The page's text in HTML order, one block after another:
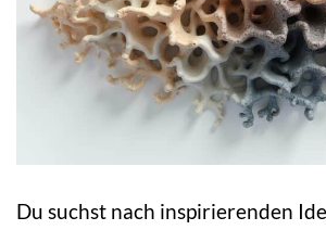
Du suchst nach inspirierenden